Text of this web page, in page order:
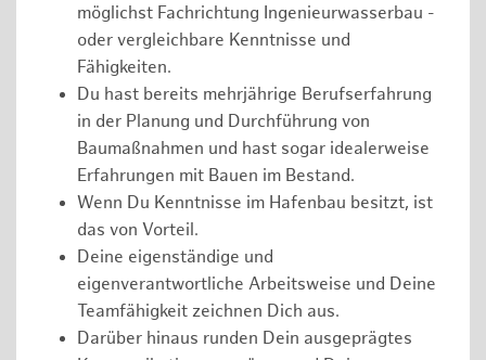
möglichst Fachrichtung Ingenieurwasserbau -
oder vergleichbare Kenntnisse und
Fähigkeiten.
Du hast bereits mehrjährige Berufserfahrung
in der Planung und Durchführung von
Baumaßnahmen und hast sogar idealerweise
Erfahrungen mit Bauen im Bestand.
Wenn Du Kenntnisse im Hafenbau besitzt, ist
das von Vorteil.
Deine eigenständige und
eigenverantwortliche Arbeitsweise und Deine
Teamfähigkeit zeichnen Dich aus.
Darüber hinaus runden Dein ausgeprägtes